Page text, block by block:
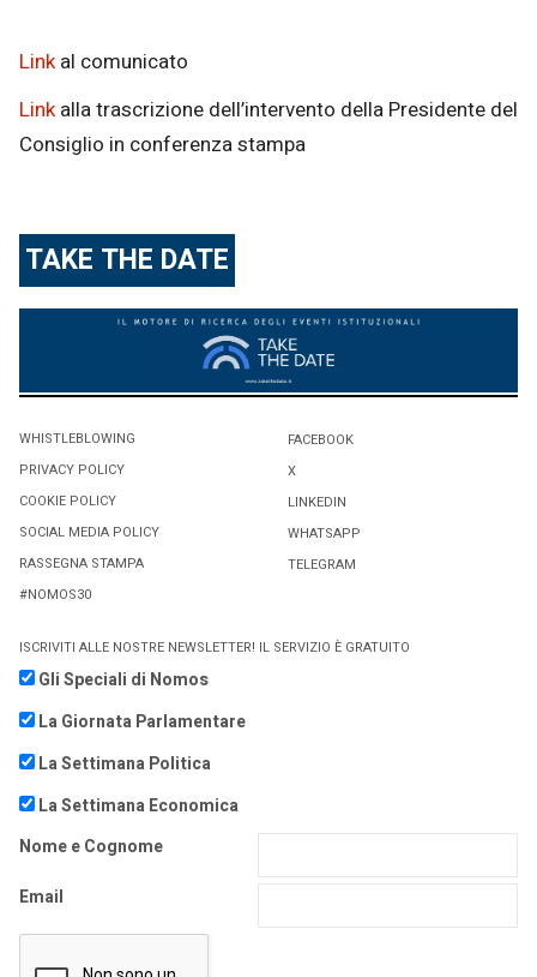
Linkal comunicato
Linkalla trascrizione dell’intervento della Presidente del
Consiglio in conferenza stampa
TAKE THE DATE
WHISTLEBLOWING
PRIVACY POLICY
COOKIE POLICY
SOCIAL MEDIA POLICY
RASSEGNA STAMPA
#NOMOS30
FACEBOOK
X
LINKEDIN
WHATSAPP
TELEGRAM
ISCRIVITI ALLE NOSTRE NEWSLETTER! IL SERVIZIO È GRATUITO
Gli Speciali di Nomos
La Giornata Parlamentare
La Settimana Politica
La Settimana Economica
Nome e Cognome
Email